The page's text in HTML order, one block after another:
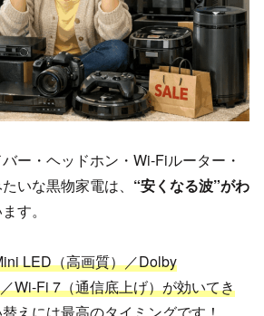
ー・ヘッドホン・Wi-Fiルーター・
いな黒物家電は、 “安くなる波”がわ
す。
LED（高画質）／Dolby
Wi-Fi 7（通信底上げ）が効いてき
えには最高のタイミングです！